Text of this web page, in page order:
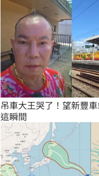
吊車大王哭了！望新豐
這瞬間